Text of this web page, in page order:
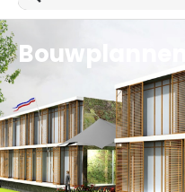
Bouwplannen?